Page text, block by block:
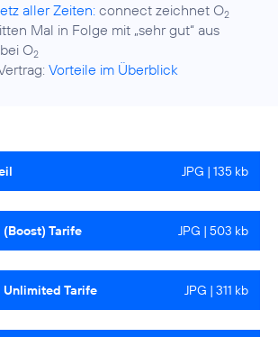
aller Zeiten: connect zeichnet O2
Mal in Folge mit „sehr gut“ aus
bei O2
Vorteile im Überblick
JPG | 135 kb
Tarife JPG | 503 kb
Tarife JPG | 311 kb